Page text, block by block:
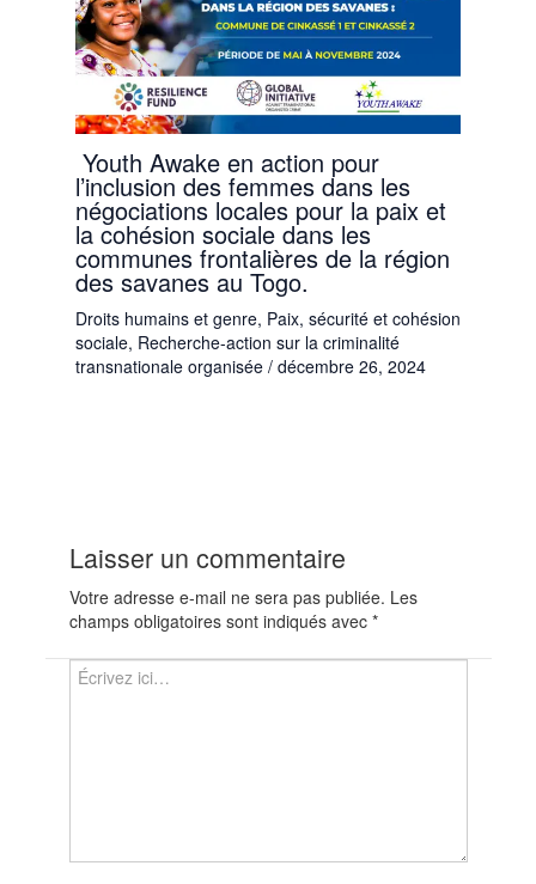
Youth Awake en action pour
l’inclusion des femmes dans les
négociations locales pour la paix et
la cohésion sociale dans les
communes frontalières de la région
des savanes au Togo.
Droits humains et genre​, Paix, sécurité et cohésion
sociale, Recherche-action sur la criminalité
transnationale organisée/ décembre 26, 2024
Laisser un commentaire
Votre adresse e-mail ne sera pas publiée. Les
champs obligatoires sont indiqués avec *
Écrivez